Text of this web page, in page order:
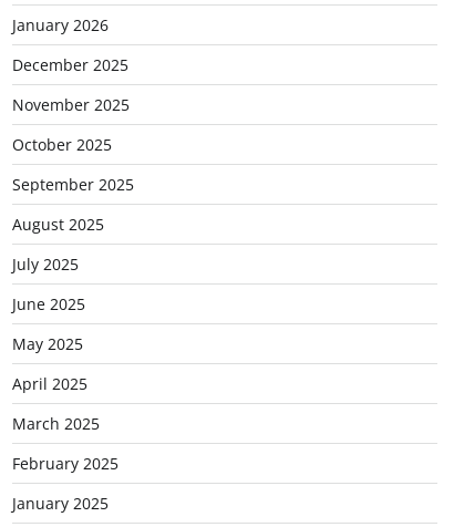
January 2026
December 2025
November 2025
October 2025
September 2025
August 2025
July 2025
June 2025
May 2025
April 2025
March 2025
February 2025
January 2025